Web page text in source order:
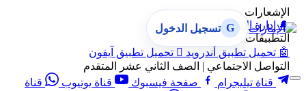
الإشعارات
🔔 إدارة الإشعارات
التطبيقات
🤖 تحميل تطبيق أندرويد  تحميل تطبيق آيفون
التواصل الاجتماعي | الصف الثاني عشر المتقدم
قناة تيليجرام
صفحة فيسبوك قناة يوتيوب
قناة
G تسجيل الدخول